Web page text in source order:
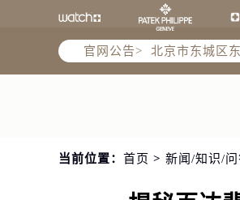
官网公告>
北京市朝阳区
北京市朝阳区
北京市东城区
节假日正常营
当前位置： 首页 > 新闻/知识/问